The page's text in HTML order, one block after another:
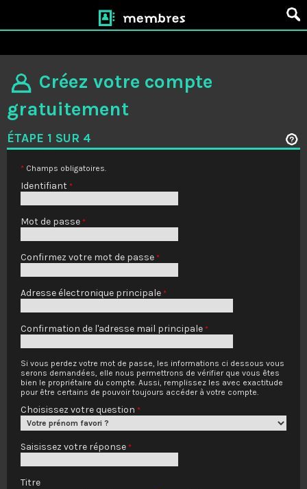
membres
Créez votre compte
gratuitement
ÉTAPE 1 SUR 4
* Champs obligatoires.
Identifiant *
Mot de passe *
Confirmez votre mot de passe *
Adresse électronique principale *
Confirmation de l'adresse mail principale *
Si vous perdez votre mot de passe, les informations ci dessous vous
serons demandées, elle nous permettrons de vérifier que vous êtes
bien le propriétaire du compte. Aussi, remplissez les avec exactitude
pour être certains de pouvoir toujours accéder à votre compte.
Choisissez votre question *
Saisissez votre réponse *
Titre